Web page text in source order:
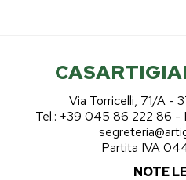
Via Torricelli, 71/A -
Tel.: +39 045 86 222 86
Partita IVA
NOTE